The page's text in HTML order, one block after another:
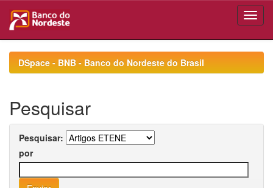
navigationDSpace - BNB - Banco do Nordeste do Brasil
Pesquisar
Pesquisar:
por